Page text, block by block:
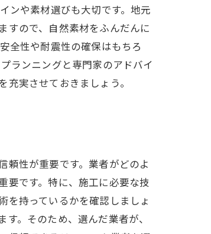
ンや素材選びも大切です。地元
すので、自然素材をふんだんに
全性や耐震性の確保はもちろ
ランニングと専門家のアドバイ
実させておきましょう。
頼性が重要です。業者がどのよ
要です。特に、施工に必要な技
を持っているかを確認しましょ
。そのため、選んだ業者が、